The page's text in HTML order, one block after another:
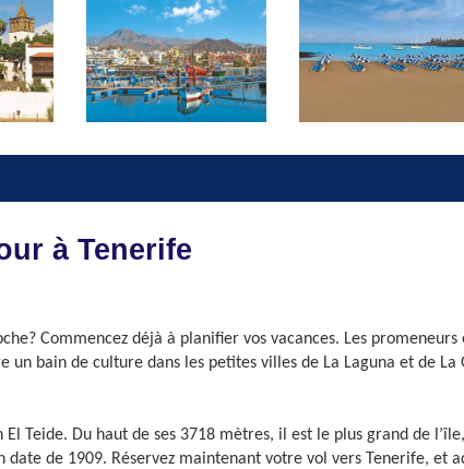
à Tenerife
Commencez déjà à planifier vos vacances. Les
un bain de culture dans les petites villes de La Laguna et de
Teide. Du haut de ses 3718 mètres, il est le plus grand de
de 1909. Réservez maintenant votre vol vers Tenerife, et